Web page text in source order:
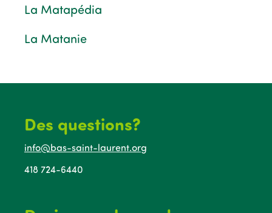
La Matapédia
La Matanie
Des questions?
info@bas-saint-laurent.org
418 724-6440